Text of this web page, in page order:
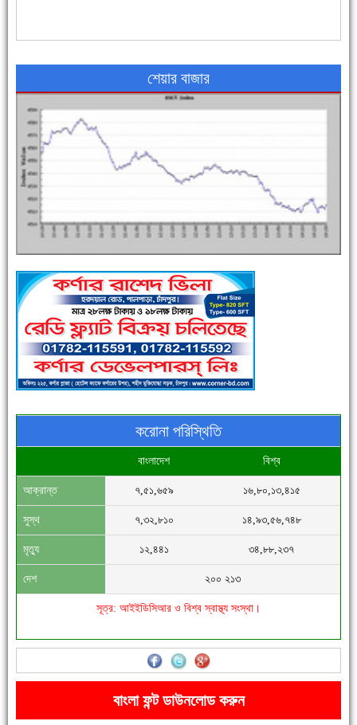
এক সপ্তাহে শনাক্ত বেড়েছে ৫৫%, মৃত্যু ৪৬%
পুলিশ সদস্যদের জন্যে এসপির মৌসুমি ফল উপহার
সিগমা ওয়েল ইন্ডাস্ট্রির মেকানিক ও গ্রাহক সভা
'বাংলা সাহিত্যানুরাগীরা তাঁর অবদানকে চিরকাল স্মরণ করবে'
শেয়ার বাজার
করোনা পরিস্থিতি
বাংলাদেশ বিশ্ব
আক্রান্ত ৭,৫১,৬৫৯ ১৬,৮০,১৩,৪১৫
সুস্থ ৭,৩২,৮১০ ১৪,৯৩,৫৬,৭৪৮
মৃত্যু ১২,৪৪১ ৩৪,৮৮,২৩৭
দেশ ২০০ ২১৩
সূত্র: আইইডিসিআর ও বিশ্ব স্বাস্থ্য সংস্থা।
বাংলা ফন্ট ডাউনলোড করুন